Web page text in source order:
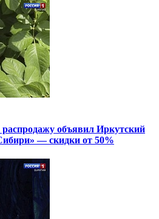
объявил Иркутский
— скидки от 50%